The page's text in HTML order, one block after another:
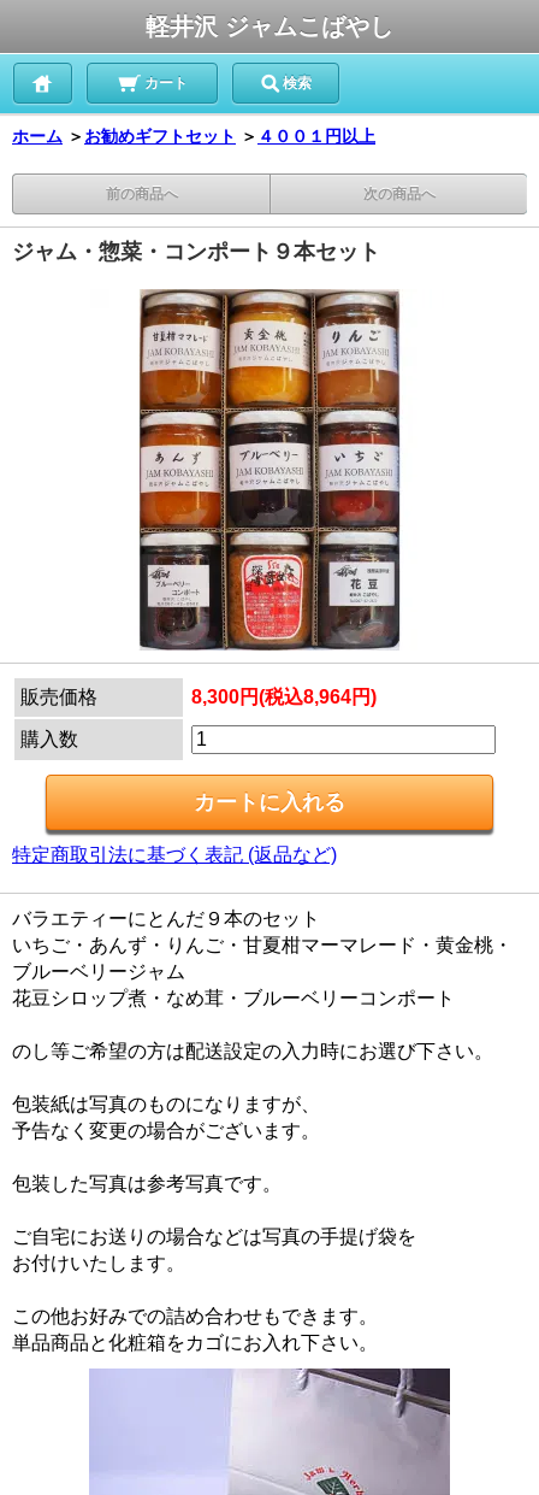
軽井沢 ジャムこばやし
カート 検索
ホーム ＞ お勧めギフトセット ＞ ４００１円以上
前の商品へ 次の商品へ
ジャム・惣菜・コンポート９本セット
販売価格 8,300円(税込8,964円)
購入数
特定商取引法に基づく表記 (返品など)
バラエティーにとんだ９本のセット
いちご・あんず・りんご・甘夏柑マーマレード・黄金桃・
ブルーベリージャム
花豆シロップ煮・なめ茸・ブルーベリーコンポート
のし等ご希望の方は配送設定の入力時にお選び下さい。
包装紙は写真のものになりますが、
予告なく変更の場合がございます。
包装した写真は参考写真です。
ご自宅にお送りの場合などは写真の手提げ袋を
お付けいたします。
この他お好みでの詰め合わせもできます。
単品商品と化粧箱をカゴにお入れ下さい。